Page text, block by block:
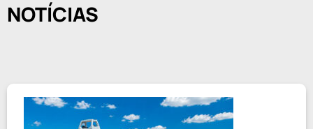
NOTÍCIAS